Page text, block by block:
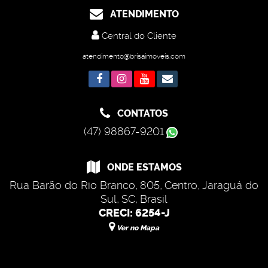
ATENDIMENTO
Central do Cliente
atendimento@brisaimoveis.com
CONTATOS
(47) 98867-9201
ONDE ESTAMOS
Rua Barão do Rio Branco, 805, Centro, Jaraguá do
Sul, SC, Brasil
CRECI: 6254-J
Ver no Mapa